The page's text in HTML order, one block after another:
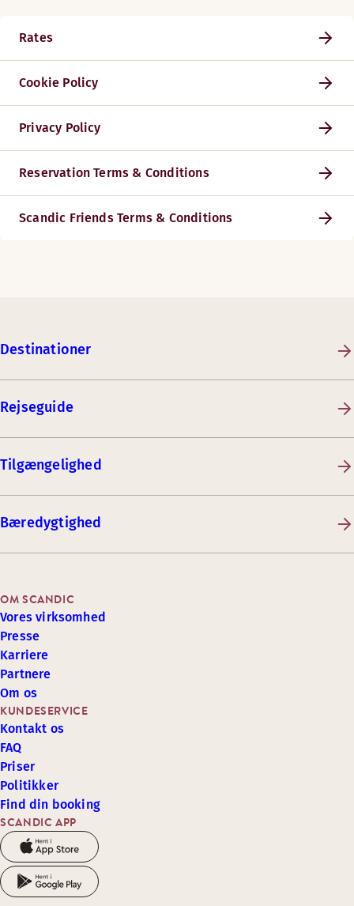
Rates
Cookie Policy
Privacy Policy
Reservation Terms & Conditions
Scandic Friends Terms & Conditions
Destinationer
Rejseguide
Tilgængelighed
Bæredygtighed
SCANDIC APP
KUNDESERVICE
Kontakt os
FAQ
Priser
Politikker
Find din booking
OM SCANDIC
Vores virksomhed
Presse
Karriere
Partnere
Om os